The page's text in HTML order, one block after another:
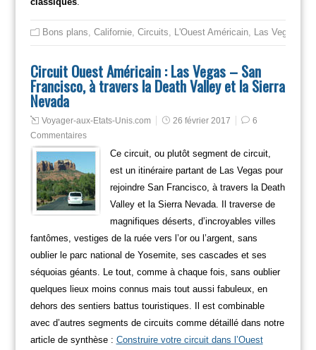
Bons plans Californie, Circuits L'Ouest Américain, Las Vegas
Circuit Ouest Américain : Las Vegas – San
Francisco, à travers la Death Valley et la Sierra
Nevada
Voyager-aux-Etats-Unis.com 26 février 2017
6
Commentaires
Ce circuit, ou plutôt segment de circuit,
est un itinéraire partant de Las Vegas pour
rejoindre San Francisco, à travers la Death
Valley et la Sierra Nevada. Il traverse de
magnifiques déserts, d’incroyables villes
fantômes, vestiges de la ruée vers l’or ou l’argent, sans
oublier le parc national de Yosemite, ses cascades et ses
séquoias géants. Le tout, comme à chaque fois, sans oublier
quelques lieux moins connus mais tout aussi fabuleux, en
dehors des sentiers battus touristiques. Il est combinable
avec d’autres segments de circuits comme détaillé dans notre
article de synthèse : Construire votre circuit dans l’Ouest